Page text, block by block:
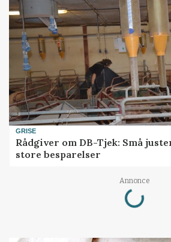
GRISE
Rådgiver om DB-Tjek: Små
store besparelser
Annonce
Loading...